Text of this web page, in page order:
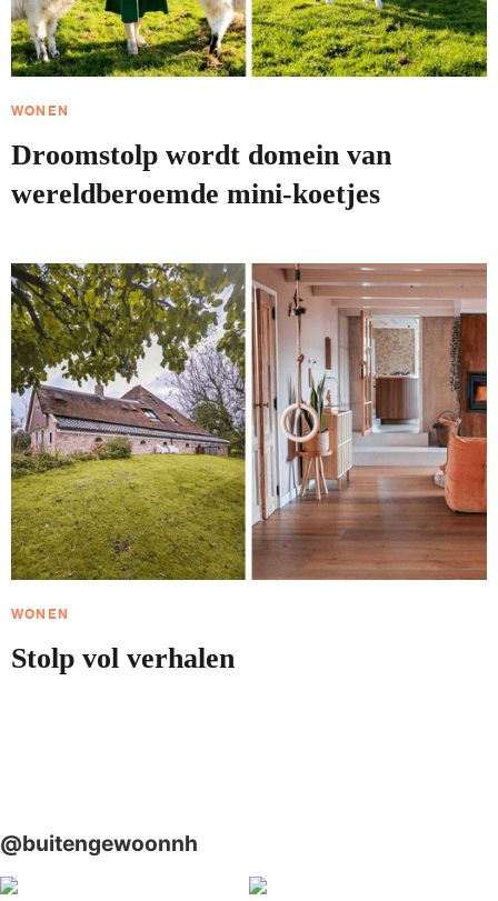
WONEN
Droomstolp wordt domein van
wereldberoemde mini-koetjes
WONEN
Stolp vol verhalen